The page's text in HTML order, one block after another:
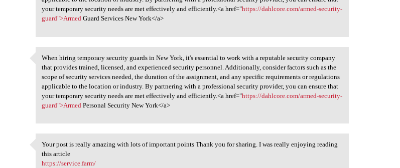
your temporary security needs are met effectively and efficiently.<a href="https://dahlcore.com/armed-security-
guard">Armed Guard Services New York</a>
When hiring temporary
When hiring temporary security guards in New York, it's essential to work with a reputable security company
that provides trained, licensed, and experienced security personnel. Additionally, consider factors such as the
scope of security services needed, the duration of the assignment, and any specific requirements or regulations
applicable to the location or industry. By partnering with a professional security provider, you can ensure that
your temporary security needs are met effectively and efficiently.<a href="https://dahlcore.com/armed-security-
guard">Armed Personal Security New York</a>
Your post is really amazing
Your post is really amazing with lots of important points Thank you for sharing. I was really enjoying reading
this article
https://service.farm/